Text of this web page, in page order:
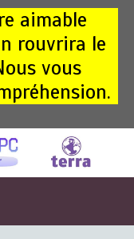
aimable
rouvrira le
vous